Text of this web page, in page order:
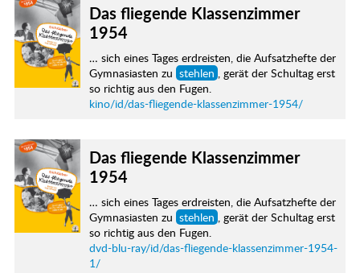
Das fliegende Klassenzimmer
1954
… sich eines Tages erdreisten, die Aufsatzhefte der
Gymnasiasten zu stehlen , gerät der Schultag erst
so richtig aus den Fugen.
kino/id/das-fliegende-klassenzimmer-1954/
Das fliegende Klassenzimmer
1954
… sich eines Tages erdreisten, die Aufsatzhefte der
Gymnasiasten zu stehlen , gerät der Schultag erst
so richtig aus den Fugen.
dvd-blu-ray/id/das-fliegende-klassenzimmer-1954-
1/